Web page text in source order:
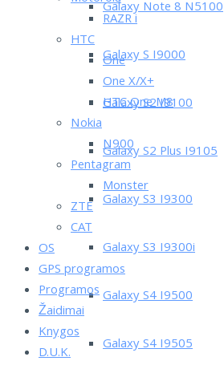
Galaxy Note 8 N5100
Galaxy S I9000
Galaxy S2 I9100
Galaxy S2 Plus I9105
Galaxy S3 I9300
Galaxy S3 I9300i
Galaxy S4 I9500
Galaxy S4 I9505
RAZR i
HTC
One
One X/X+
HTC One M8
Nokia
N900
Pentagram
Monster
ZTE
CAT
OS
GPS programos
Programos
Žaidimai
Knygos
D.U.K.